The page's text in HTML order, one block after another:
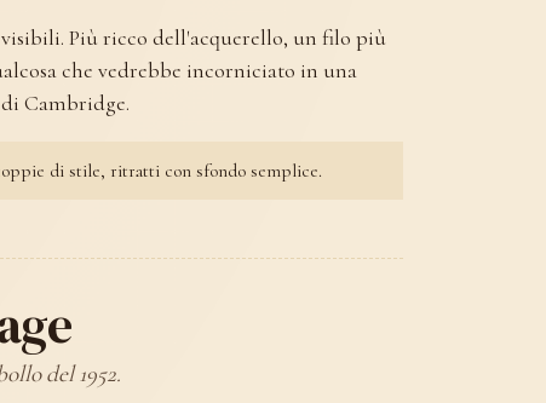
Più ricco dell'acquerello, un filo più
che vedrebbe incorniciato in una
Cambridge.
di stile, ritratti con sfondo semplice.
del 1952.